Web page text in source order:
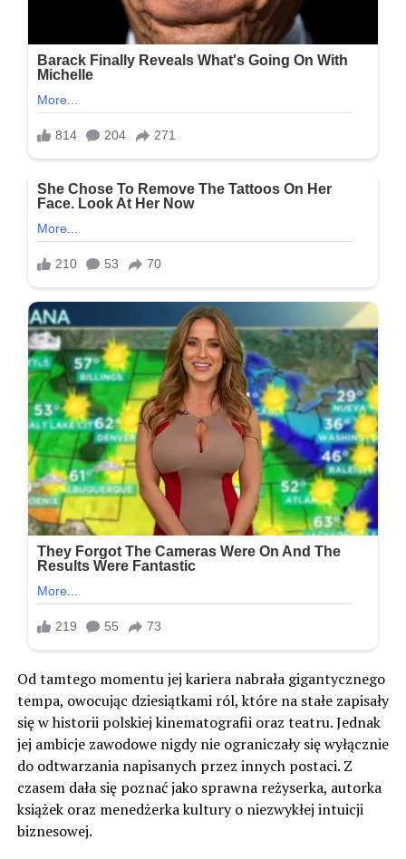
Od tamtego momentu jej kariera nabrała gigantycznego
tempa, owocując dziesiątkami ról, które na stałe zapisały
się w historii polskiej kinematografii oraz teatru. Jednak
jej ambicje zawodowe nigdy nie ograniczały się wyłącznie
do odtwarzania napisanych przez innych postaci. Z
czasem dała się poznać jako sprawna reżyserka, autorka
książek oraz menedżerka kultury o niezwykłej intuicji
biznesowej.